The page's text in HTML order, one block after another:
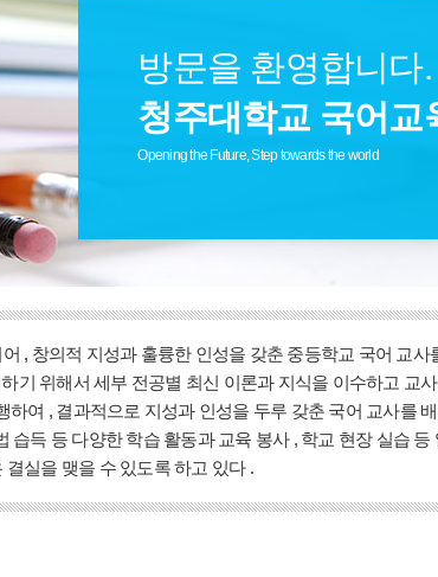
방문을 환영합니다.
청주대학교 국어교
Opening the Future, Step towards the world
, 창의적 지성과 훌륭한 인성을 갖춘 중등학교 국어 교
기 위해서 세부 전공별 최신 이론과 지식을 이수하고 교
하여 , 결과적으로 지성과 인성을 두루 갖춘 국어 교사를
습득 등 다양한 학습 활동과 교육 봉사 , 학교 현장 실습
실을 맺을 수 있도록 하고 있다 .